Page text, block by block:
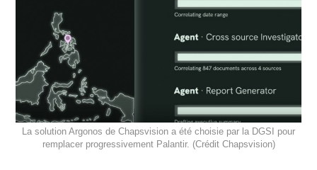
La solution Argonos de Chapsvision a été choisie par la DGSI pour
remplacer progressivement Palantir. (Crédit Chapsvision)